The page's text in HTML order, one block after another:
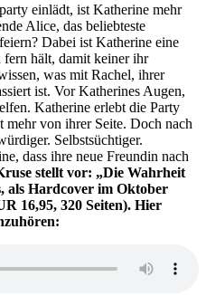
einlädt, ist Katherine mehr
Alice, das beliebteste
Dabei ist Katherine eine
hält, damit keiner ihr
was mit Rachel, ihrer
ist. Vor Katherines Augen,
Katherine erlebt die Party
von ihrer Seite. Doch nach
Selbstsüchtiger.
dass ihre neue Freundin nach
stellt vor: „Die Wahrheit
als Hardcover im Oktober
16,95, 320 Seiten). Hier